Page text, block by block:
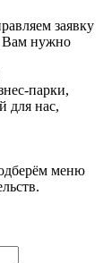
заявку
Вам нужно
парки,
для нас,
меню